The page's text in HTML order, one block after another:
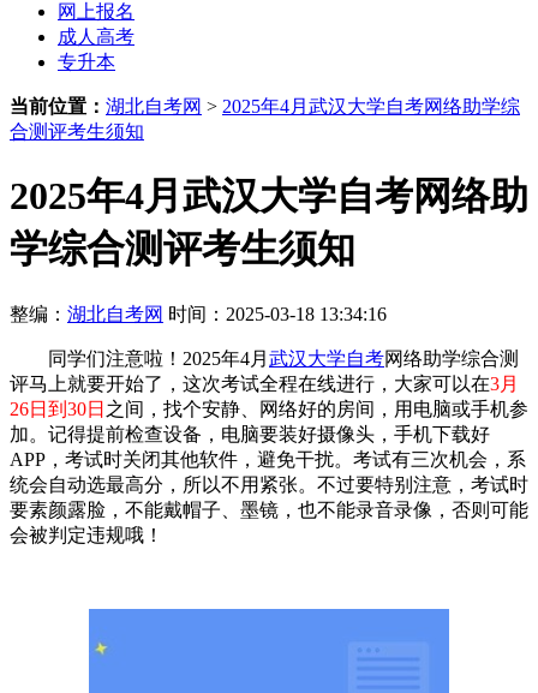
网上报名
成人高考
专升本
当前位置： 湖北自考网 > 2025年4月武汉大学自考网络助学综
合测评考生须知
2025年4月武汉大学自考网络助
学综合测评考生须知
整编： 湖北自考网 时间：2025-03-18 13:34:16
同学们注意啦！2025年4月 武汉大学自考网络助学综合测
评马上就要开始了，这次考试全程在线进行，大家可以在3月
26日到30日 之间，找个安静、网络好的房间，用电脑或手机参
加。记得提前检查设备，电脑要装好摄像头，手机下载好
APP，考试时关闭其他软件，避免干扰。考试有三次机会，系
统会自动选最高分，所以不用紧张。不过要特别注意，考试时
要素颜露脸，不能戴帽子、墨镜，也不能录音录像，否则可能
会被判定违规哦！